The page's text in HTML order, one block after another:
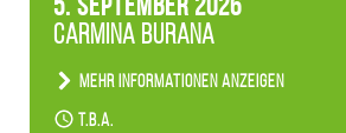
Carmina Burana
Mehr Informationen anzeigen
Tanztheater der Quertänzer Borna.
t.b.a.